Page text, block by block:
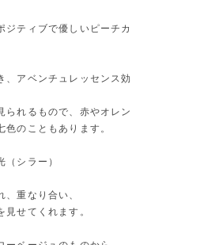
ジティブで優しいピーチカ
、アベンチュレッセンス効
られるもので、赤やオレン
のこともあります。
シラー）
重なり合い、
せてくれます。